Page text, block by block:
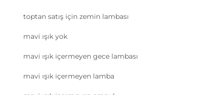
toptan satış için zemin lambası
mavi ışık yok
mavi ışık içermeyen gece lambası
mavi ışık içermeyen lamba